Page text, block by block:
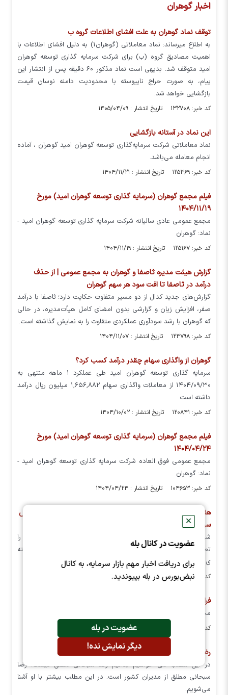
✕
عضویت در کانال بله
برای دریافت اخبار مهم بازار سرمایه، به کانال
نبض‌بورس در بله بپیوندید.
عضویت در بله
دیگر نمایش نده!
اخبار گوهران
توقف نماد گوهران به علت افشاي اطلاعات گروه ب
به اطلاع ميرساند: نماد معاملاتي (گوهران1) به دليل افشاي اطلاعات با
اهميت مصاديق گروه (ب) براي شركت سرمايه گذاري توسعه گوهران
اميد متوقف شد. بديهي است نماد مذكور 60 دقيقه پس از انتشار اين
پيام، به صورت حراج ناپيوسته با محدوديت دامنه نوسان قيمت
بازگشايي خواهد شد.
کد خبر: ۱۳۲۷۰۸ تاریخ انتشار : ۱۴۰۵/۰۴/۰۹
این نماد در آستانه بازگشایی
نماد معاملاتی شرکت سرمایه‌گذاری توسعه گوهران امید گوهران ، آماده
انجام معامله می‌باشد.
کد خبر: ۱۲۵۳۶۹ تاریخ انتشار : ۱۴۰۴/۱۱/۲۱
فیلم مجمع گوهران (سرمایه گذاری توسعه گوهران امید) مورخ
۱۴۰۴/۱۱/۱۹
مجمع عمومی عادی سالیانه شرکت سرمایه گذاری توسعه گوهران امید -
نماد: گوهران
کد خبر: ۱۲۵۱۶۷ تاریخ انتشار : ۱۴۰۴/۱۱/۱۹
گزارش هیئت مدیره ثاصفا و گوهران به مجمع عمومی | از حذف
درآمد در ثاصفا تا افت سود هر سهم گوهران
گزارش‌های جدید کدال از دو مسیر متفاوت حکایت دارد؛ ثاصفا با درآمد
صفر، افزایش زیان و گزارشی بدون امضای کامل هیأت‌مدیره، در حالی
که گوهران با رشد سودآوری عملکردی متفاوت را به نمایش گذاشته است.
کد خبر: ۱۲۳۷۹۸ تاریخ انتشار : ۱۴۰۴/۱۱/۰۷
گوهران از واگذاری سهام چقدر درآمد کسب کرد؟
سرمایه گذاری توسعه گوهران امید طی عملکرد ۱ ماهه منتهی به
۱۴۰۴/۰۹/۳۰ از معاملات واگذاری سهام ۱,۶۵۶,۸۸۲ میلیون ریال درآمد
داشته است
کد خبر: ۱۲۰۸۴۱ تاریخ انتشار : ۱۴۰۴/۱۰/۰۲
فیلم مجمع گوهران (سرمایه گذاری توسعه گوهران امید) مورخ
۱۴۰۴/۰۴/۲۴
مجمع عمومی فوق العاده شرکت سرمایه گذاری توسعه گوهران امید -
نماد: گوهران
کد خبر: ۱۰۴۶۵۳ تاریخ انتشار : ۱۴۰۴/۰۴/۲۴
هفته آینده با کدام نماد‌ها به مجمع افزایش سرمایه برویم؟ | افزایش
سرمایه ۱۰۹۳ درصدی در هفته آینده
شرکت های بورسی در مجمع عمومی فوق العاده، افزایش سرمایه خود را
تصویب می نمایند. نبض بورس به بررسی افزایش سرمایه مجامع هفته
ی آینده پرداخته است.
کد خبر: ۱۰۳۹۰۳ تاریخ انتشار : ۱۴۰۴/۰۴/۱۷
فراخوان مجمع گوهران
مجمع عمومی گوهران برگزار می شود
کد خبر: ۱۰۲۵۱۸ تاریخ انتشار : ۱۴۰۴/۰۳/۱۹
رضا سبحانی مطلق کیست؟
در این مطلب می خواهیم بدانیم رضا سبحانی مطلق کیست. رضا
سبحانی مطلق از مدیران کشور است. در این مطلب بیشتر با او آشنا
می‌شویم.